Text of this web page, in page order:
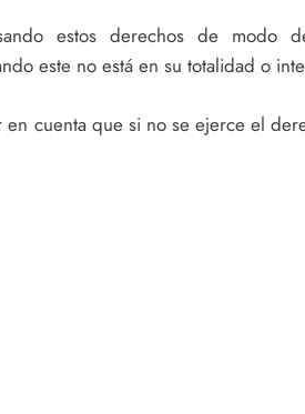
estos derechos de modo
este no está en su totalidad o
en cuenta que si no se ejerce el